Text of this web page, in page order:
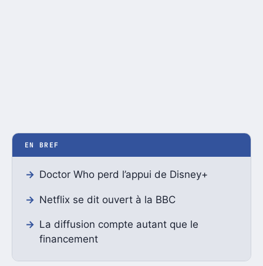
EN BREF
Doctor Who perd l’appui de Disney+
Netflix se dit ouvert à la BBC
La diffusion compte autant que le
financement